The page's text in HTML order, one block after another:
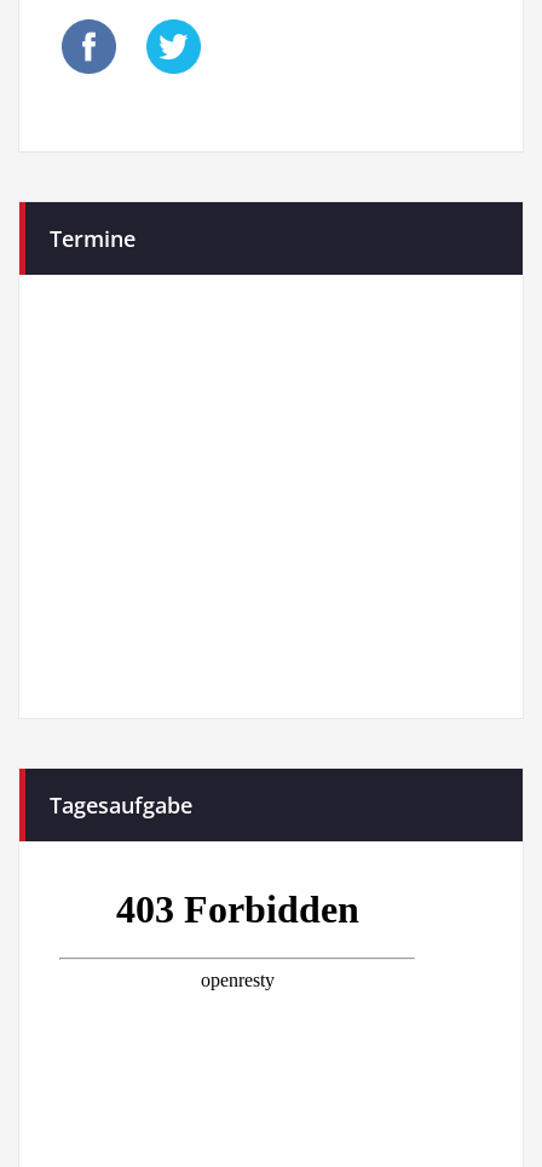
Termine
Tagesaufgabe